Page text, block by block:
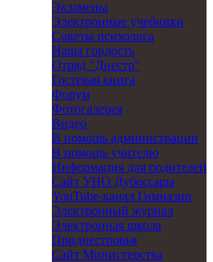
Экзамены
Электронные учебники
Советы психолога
Наша гордость
Отряд "Днестр"
Гостевая книга
Форум
Фотогалерея
Видео
В помощь администрации
В помощь учителю
Информация для родителей
Cайт УНО Дубоссары
YouTube-канал Гимназии
Электронный журнал
Электронная школа
Приднестровья
Сайт Министерства